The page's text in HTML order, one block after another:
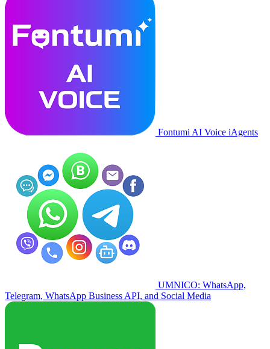
Fontumi AI Voice iAgents
UMNICO: WhatsApp,
Telegram, WhatsApp Business API, and Social Media